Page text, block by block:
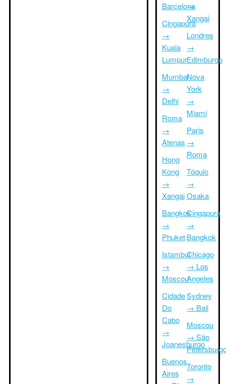
Barcelona
Cingapura
→
Kuala
Lumpur
Mumbai
→
Delhi
Roma
→
Atenas
Hong
Kong
→
Xangai
Bangkok
→
Phuket
Istambul
→
Moscou
Cidade
Do
Cabo
→
Joanesburgo
Buenos
Aires
→
Xangai
Londres
→
Edimburgo
Nova
York
→
Miami
Paris
→
Roma
Tóquio
→
Osaka
Cingapura
→
Bangkok
Chicago
→ Los
Angeles
Sydney
→ Bali
Moscou
→ São
Toronto
→